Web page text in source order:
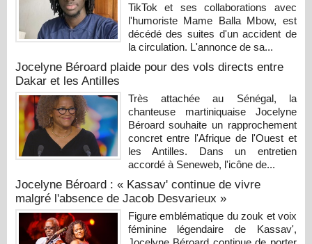
TikTok et ses collaborations avec
l'humoriste Mame Balla Mbow, est
décédé des suites d'un accident de
la circulation. L'annonce de sa...
Jocelyne Béroard plaide pour des vols directs entre
Dakar et les Antilles
Très attachée au Sénégal, la
chanteuse martiniquaise Jocelyne
Béroard souhaite un rapprochement
concret entre l'Afrique de l'Ouest et
les Antilles. Dans un entretien
accordé à Seneweb, l'icône de...
Jocelyne Béroard : « Kassav' continue de vivre
malgré l'absence de Jacob Desvarieux »
Figure emblématique du zouk et voix
féminine légendaire de Kassav',